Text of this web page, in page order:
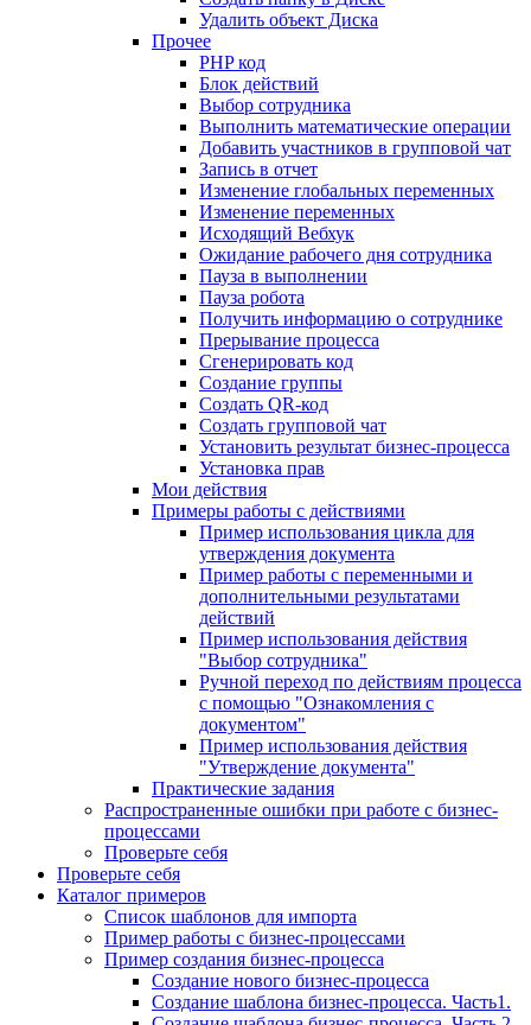
Удалить объект Диска
Прочее
PHP код
Блок действий
Выбор сотрудника
Выполнить математические операции
Добавить участников в групповой чат
Запись в отчет
Изменение глобальных переменных
Изменение переменных
Исходящий Вебхук
Ожидание рабочего дня сотрудника
Пауза в выполнении
Пауза робота
Получить информацию о сотруднике
Прерывание процесса
Сгенерировать код
Создание группы
Создать QR-код
Создать групповой чат
Установить результат бизнес-процесса
Установка прав
Мои действия
Примеры работы с действиями
Пример использования цикла для
утверждения документа
Пример работы с переменными и
дополнительными результатами
действий
Пример использования действия
"Выбор сотрудника"
Ручной переход по действиям процесса
с помощью "Ознакомления с
документом"
Пример использования действия
"Утверждение документа"
Практические задания
Распространенные ошибки при работе с бизнес-
процессами
Проверьте себя
Проверьте себя
Каталог примеров
Список шаблонов для импорта
Пример работы с бизнес-процессами
Пример создания бизнес-процесса
Создание нового бизнес-процесса
Создание шаблона бизнес-процесса. Часть1.